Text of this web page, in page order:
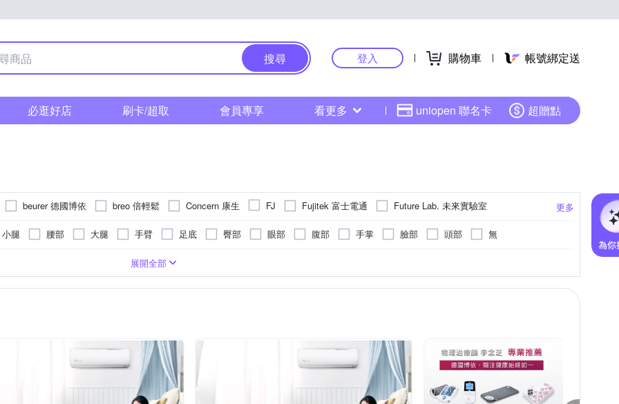
搜尋 登入 購物車 帳號綁定送
必逛好店 刷卡/超取 會員專享 看更多 uniopen 聯名卡 超贈點
更多
beurer 德國博依 breo 倍輕鬆 Concern 康生 FJ Fujitek 富士電通
Future Lab. 未來實驗室
JHT
JOHNSON 喬山 Kolin 歌林 KINYO Lourdes LTP MOLIJIA 魔力家
OGAWA
高島
TECO 東元 Timo tokuyo u-ta Xiaomi 小米 健身大師
其他品牌
小腿 腰部 大腿 手臂 足底 臀部 眼部 腹部 手掌 臉部 頭部 無
手持按摩棒
指壓式 轉動式
可泡到小腿肚
可車充( 有附車充線)
展開全部